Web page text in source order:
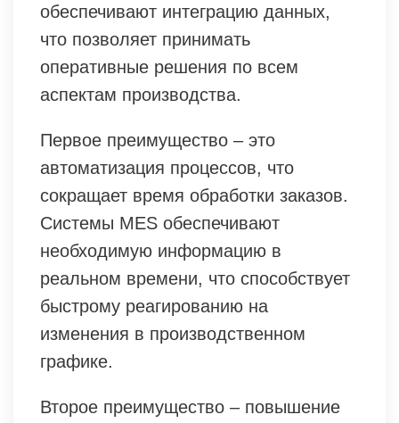
обеспечивают интеграцию данных,
что позволяет принимать
оперативные решения по всем
аспектам производства.
Первое преимущество – это
автоматизация процессов, что
сокращает время обработки заказов.
Системы MES обеспечивают
необходимую информацию в
реальном времени, что способствует
быстрому реагированию на
изменения в производственном
графике.
Второе преимущество – повышение